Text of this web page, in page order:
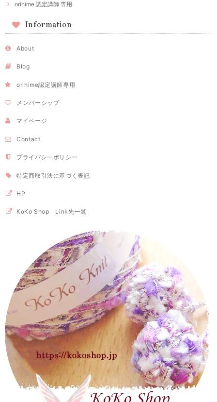
orihime 認定講師 専用
Information
About
Blog
orihime認定講師専用
メンバーシップ
マイページ
Contact
プライバシーポリシー
特定商取引法に基づく表記
HP
KoKo Shop Link先一覧